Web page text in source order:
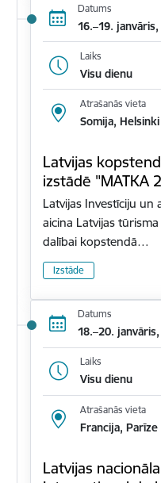
Datums
16.–19.
Laiks
Visu dienu
Atrašanās vieta
Somija, Helsinki
Latvijas
izstādē "MATKA
Latvijas Investīciju un
aicina Latvijas
dalībai kopstendā…
Izstāde
Datums
18.–20.
Laiks
Visu dienu
Atrašanās vieta
Francija, Parīze
Latvijas